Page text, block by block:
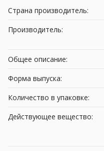
Страна производитель:
Производитель:
Общее описание:
Форма выпуска:
Количество в упаковке:
Действующее вещество: